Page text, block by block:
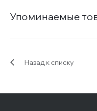
Упоминаемые
Назад к списку